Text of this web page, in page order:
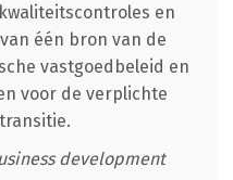
en
één bron van de
vastgoedbeleid en
voor de verplichte
development